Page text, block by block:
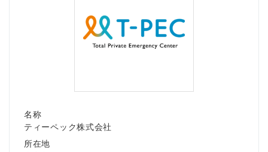
名称
ティーペック株式会社
所在地